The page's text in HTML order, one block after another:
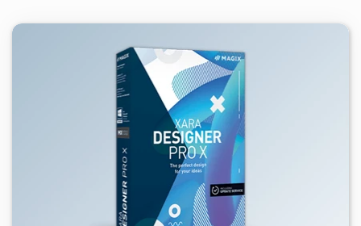
۴۷/۵K ۱۴۰۴/۱۲/۰۶ ۲